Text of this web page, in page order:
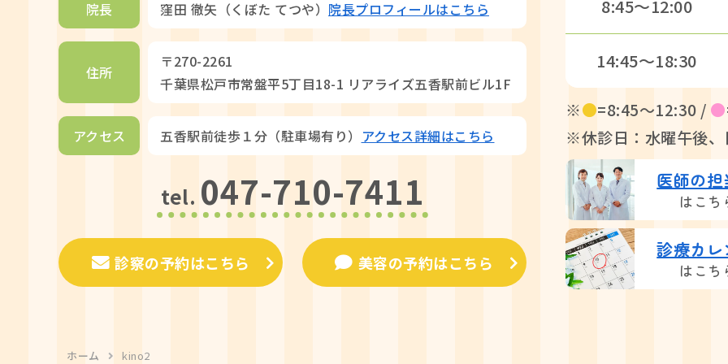
院長 窪田 徹矢（くぼた てつや） 院長プロフィールはこちら
住所
〒270-2261
千葉県松戸市常盤平5丁目18-1 リアライズ五香駅前ビル1F
アクセス 五香駅前徒歩１分（駐車場有り） アクセス詳細はこちら
tel. 047-710-7411
診察の予約はこちら 美容の予約はこちら
8:45〜12:00
14:45〜18:30
※●=8:45〜12:30 / ●
※休診日：水曜午後、
医師の
はこち
診療カ
はこち
ホーム kino2